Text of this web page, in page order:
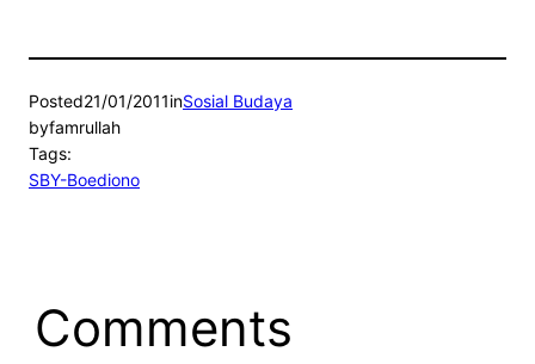
Posted21/01/2011inSosial Budaya
byfamrullah
Tags:
SBY-Boediono
Comments